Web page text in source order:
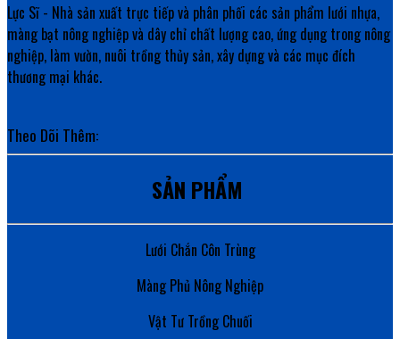
Lực Sĩ - Nhà sản xuất trực tiếp và phân phối các sản phẩm lưới nhựa,
màng bạt nông nghiệp và dây chỉ chất lượng cao, ứng dụng trong nông
nghiệp, làm vườn, nuôi trồng thủy sản, xây dựng và các mục đích
thương mại khác.
Theo Dõi Thêm:
SẢN PHẨM
Lưới Chắn Côn Trùng
Màng Phủ Nông Nghiệp
Vật Tư Trồng Chuối